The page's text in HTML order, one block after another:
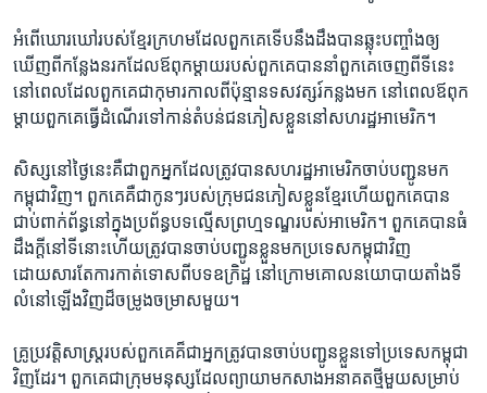
អំពើ​ឃោរឃៅ​របស់​ខ្មែរ​ក្រហម​ដែល​ពួកគេទើប​នឹង​ដឹងបាន​ឆ្លុះ​បញ្ចាំង​ឲ្យ​
ឃើញ​ពី​កន្លែង​នរក​ដែល​ឪពុកម្តាយ​របស់​ពួកគេ​បាន​នាំ​ពួកគេ​ចេញ​ពី​ទី​នេះ
នៅ​ពេល​ដែល​ពួកគេ​ជា​កុមារ​កាលពី​ប៉ុន្មាន​ទសវត្សរ៍​កន្លង​មក នៅ​ពេល​ឪពុក
ម្តាយ​ពួកគេ​ធ្វើ​ដំណើរ​ទៅ​កាន់​តំបន់​ជន​ភៀស​ខ្លួន​នៅ​សហរដ្ឋអាមេរិក។
សិស្សនៅ​ថ្ងៃ​នេះ​គឺ​ជា​ពួក​អ្នក​ដែល​ត្រូវ​បានសហរដ្ឋ​អាមេរិកចាប់​បញ្ជូន​មក​
កម្ពុជា​វិញ។ ពួកគេ​គឺ​ជា​កូនៗ​របស់​ក្រុម​ជន​ភៀស​ខ្លួន​ខ្មែរ​ហើយ​ពួកគេ​បាន​
ជាប់​ពាក់ព័ន្ធ​នៅ​ក្នុង​ប្រព័ន្ធ​បទល្មើស​ព្រហ្មទណ្ឌ​របស់​អាមេរិក។ ពួកគេ​បាន​ធំ​
ដឹង​ក្តី​នៅ​ទី​នោះហើយ​ត្រូវ​បាន​ចាប់​បញ្ជូន​ខ្លួន​មក​ប្រទេស​កម្ពុជា​វិញ
ដោយសារ​តែ​ការ​កាត់ទោស​ពី​បទឧក្រិដ្ឋ នៅ​ក្រោម​គោល​នយោបាយ​តាំង​ទី
លំនៅ​ឡើង​វិញ​ដ៏​ចម្រូង​ចម្រាស​មួយ។
គ្រូ​ប្រវត្តិសាស្ត្រ​របស់​ពួកគេ​គ៏​ជា​អ្នក​ត្រូវ​បាន​ចាប់​បញ្ជូន​ខ្លួន​ទៅប្រទេស​កម្ពុជា​
វិញ​ដែរ។ ពួកគេ​ជា​ក្រុម​មនុស្ស​ដែល​ព្យាយាម​កសាង​អនាគត​ថ្មី​មួយ​សម្រាប់​